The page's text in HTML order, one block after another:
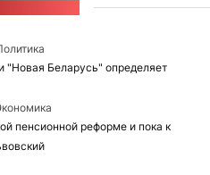
"Новая Беларусь" определяет
пенсионной реформе и пока к